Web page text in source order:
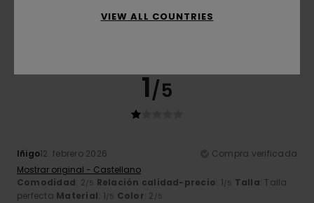
1/5
Iñigo12. febrero 2026
Compra verificada
Mostrar original - Castellano
Comodidad: 2/5 Relación calidad-precio: 1/5 Talla: Talla
perfecta Material: 1/5 Color: 2 /5
VIEW ALL COUNTRIES